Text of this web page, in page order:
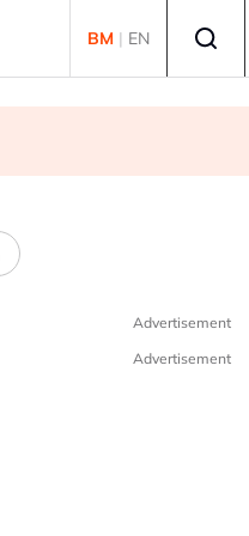
BM | EN
Advertisement
Advertisement